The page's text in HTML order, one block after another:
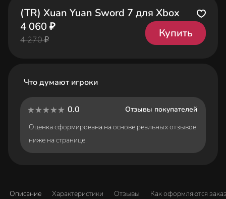
(TR) Xuan Yuan Sword 7 для Xbox
4 060 ₽
4 270 ₽
Купить
Что думают игроки
0.0
Отзывы покупателей
Оценка сформирована на основе реальных отзывов
ниже на странице.
Описание Характеристики Отзывы Как оформляются